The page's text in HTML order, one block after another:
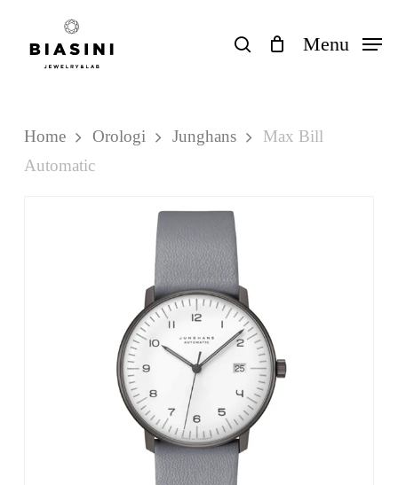
search Menu
Carrello
Close
Cart
Home Orologi Junghans
Max Bill
Automatic